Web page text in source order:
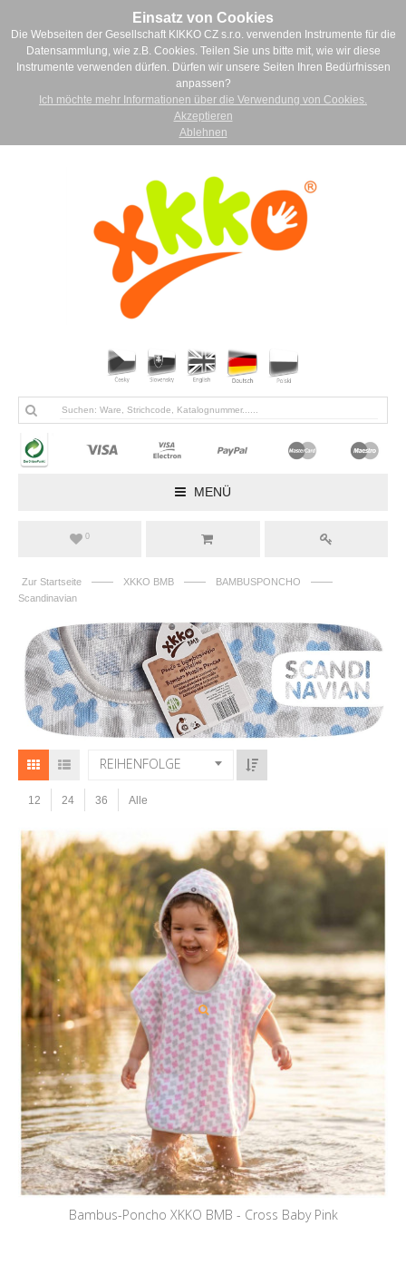
Einsatz von Cookies
Die Webseiten der Gesellschaft KIKKO CZ s.r.o. verwenden Instrumente für die
Datensammlung, wie z.B. Cookies. Teilen Sie uns bitte mit, wie wir diese
Instrumente verwenden dürfen. Dürfen wir unsere Seiten Ihren Bedürfnissen
anpassen?
Ich möchte mehr Informationen über die Verwendung von Cookies.
Akzeptieren
Ablehnen
MENÜ
0
Zur Startseite —— XKKO BMB —— BAMBUSPONCHO ——
Scandinavian
REIHENFOLGE
12 24 36 Alle
Bambus-Poncho XKKO BMB - Cross Baby Pink